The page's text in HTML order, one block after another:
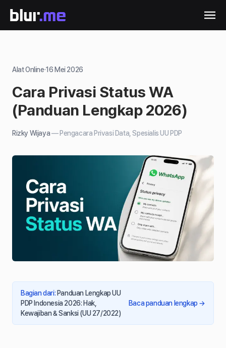
Alat Online·16 Mei 2026
Cara Privasi Status WA
(Panduan Lengkap 2026)
Rizky Wijaya— Pengacara Privasi Data, Spesialis UU PDP
Bagian dari: Panduan Lengkap UU
PDP Indonesia 2026: Hak,
Kewajiban & Sanksi (UU 27/2022)
Baca panduan lengkap →